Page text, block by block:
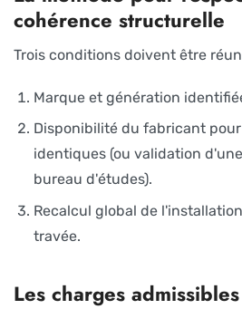
cohérence structurelle
Trois conditions doivent être
Marque et génération
Disponibilité du fabricant
identiques (ou validation
bureau d'études).
Recalcul global de
travée.
Les charges